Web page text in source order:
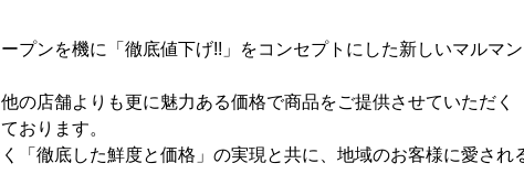
プンを機に「徹底値下げ!!」をコンセプトにした新しいマルマ
の店舗よりも更に魅力ある価格で商品をご提供させていただく
おります。
「徹底した鮮度と価格」の実現と共に、地域のお客様に愛され